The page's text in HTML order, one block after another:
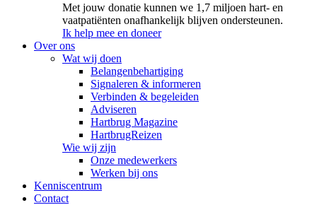
Met jouw donatie kunnen we 1,7 miljoen hart- en
vaatpatiënten onafhankelijk blijven ondersteunen.
Ik help mee en doneer
Over ons
Wat wij doen
Belangenbehartiging
Signaleren & informeren
Verbinden & begeleiden
Adviseren
Hartbrug Magazine
HartbrugReizen
Wie wij zijn
Onze medewerkers
Werken bij ons
Kenniscentrum
Contact